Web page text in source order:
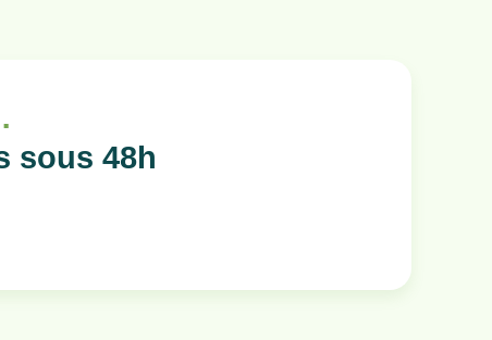
sous 48h